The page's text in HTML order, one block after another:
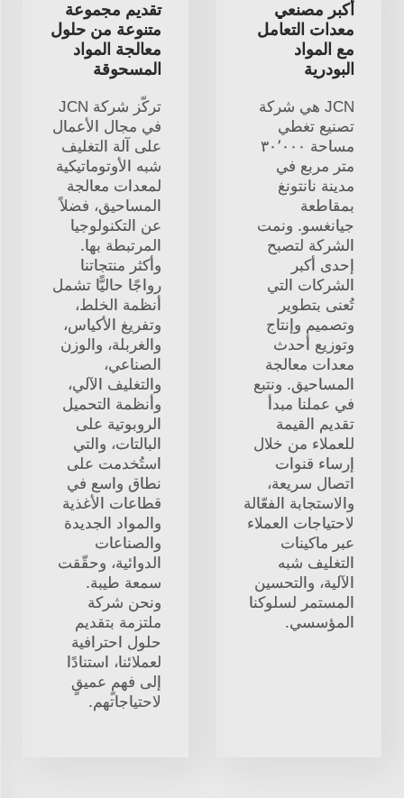
أكبر مصنعي
معدات التعامل
مع المواد
البودرية
JCN هي شركة
تصنيع تغطي
مساحة ٣٠٬٠٠٠
متر مربع في
مدينة نانتونغ
بمقاطعة
جيانغسو. ونمت
الشركة لتصبح
إحدى أكبر
الشركات التي
تُعنى بتطوير
وتصميم وإنتاج
وتوزيع أحدث
معدات معالجة
المساحيق. ونتبع
في عملنا مبدأ
تقديم القيمة
للعملاء من خلال
إرساء قنوات
اتصال سريعة،
والاستجابة الفعّالة
لاحتياجات العملاء
عبر ماكينات
التغليف شبه
الآلية، والتحسين
المستمر لسلوكنا
المؤسسي.
تقديم مجموعة
متنوعة من حلول
معالجة المواد
المسحوقة
تركّز شركة JCN
في مجال الأعمال
على آلة التغليف
شبه الأوتوماتيكية
لمعدات معالجة
المساحيق، فضلاً
عن التكنولوجيا
المرتبطة بها.
وأكثر منتجاتنا
رواجًا حاليًّا تشمل
أنظمة الخلط،
وتفريغ الأكياس،
والغربلة، والوزن
الصناعي،
والتغليف الآلي،
وأنظمة التحميل
الروبوتية على
البالتات، والتي
استُخدمت على
نطاق واسع في
قطاعات الأغذية
والمواد الجديدة
والصناعات
الدوائية، وحقّقت
سمعة طيبة.
ونحن شركة
ملتزمة بتقديم
حلول احترافية
لعملائنا، استنادًا
إلى فهمٍ عميقٍ
لاحتياجاتهم.